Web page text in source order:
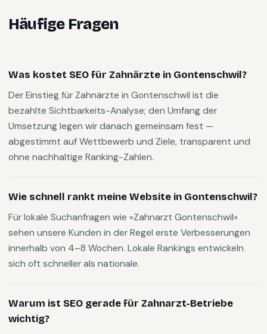
Häufige Fragen
Was kostet SEO für Zahnärzte in Gontenschwil?
Der Einstieg für Zahnärzte in Gontenschwil ist die
bezahlte Sichtbarkeits-Analyse; den Umfang der
Umsetzung legen wir danach gemeinsam fest —
abgestimmt auf Wettbewerb und Ziele, transparent und
ohne nachhaltige Ranking-Zahlen.
Wie schnell rankt meine Website in Gontenschwil?
Für lokale Suchanfragen wie «Zahnarzt Gontenschwil»
sehen unsere Kunden in der Regel erste Verbesserungen
innerhalb von 4–8 Wochen. Lokale Rankings entwickeln
sich oft schneller als nationale.
Warum ist SEO gerade für Zahnarzt-Betriebe
wichtig?